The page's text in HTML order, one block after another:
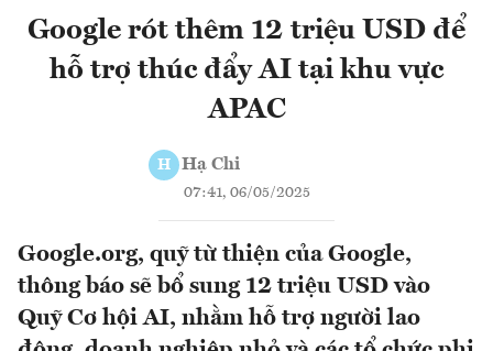
Google rót thêm 12 triệu USD để
hỗ trợ thúc đẩy AI tại khu vực
APAC
H Hạ Chi
07:41, 06/05/2025
Google.org, quỹ từ thiện của Google,
thông báo sẽ bổ sung 12 triệu USD vào
Quỹ Cơ hội AI, nhằm hỗ trợ người lao